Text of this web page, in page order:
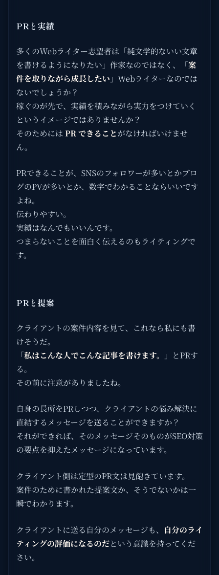
PRと実績
多くのWebライター志望者は「純文学的ないい文章
を書けるようになりたい」作家なのではなく、「案
件を取りながら成長したい 」Webライターなのでは
ないでしょうか？
稼ぐのが先で、実績を積みながら実力をつけていく
というイメージではありませんか？
そのためには PR できることがなければいけませ
ん。
PRできることが、SNSのフォロワーが多いとかブロ
グのPVが多いとか、数字でわかることならいいです
よね。
伝わりやすい。
実績はなんでもいいんです。
つまらないことを面白く伝えるのもライティングで
す。
PRと提案
クライアントの案件内容を見て、これなら私にも書
けそうだ。
「私はこんな人でこんな記事を書けます。
」とPRす
る。
その前に注意がありましたね。
自身の長所をPRしつつ、クライアントの悩み解決に
直結するメッセージを送ることができますか？
それができれば、そのメッセージそのものがSEO対策
の要点を抑えたメッセージになっています。
クライアント側は定型のPR文は見飽きています。
案件のために書かれた提案文か、そうでないかは一
瞬でわかります。
クライアントに送る自分のメッセージも、 自分のライ
ティングの評価になるのだという意識を持ってくだ
さい。